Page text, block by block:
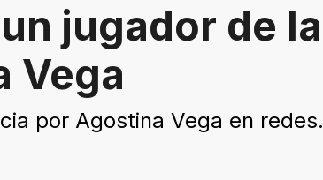
jugador de la
Vega
por Agostina Vega en redes.